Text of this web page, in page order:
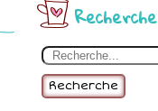
Recherche
Recherche